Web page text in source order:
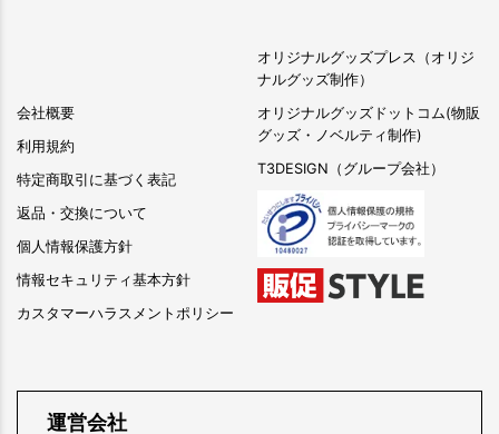
会社概要
利用規約
特定商取引に基づく表記
返品・交換について
個人情報保護方針
情報セキュリティ基本方針
カスタマーハラスメントポリシー
オリジナルグッズプレス（オリジ
ナルグッズ制作）
オリジナルグッズドットコム(物販
グッズ・ノベルティ制作)
T3DESIGN（グループ会社）
運営会社